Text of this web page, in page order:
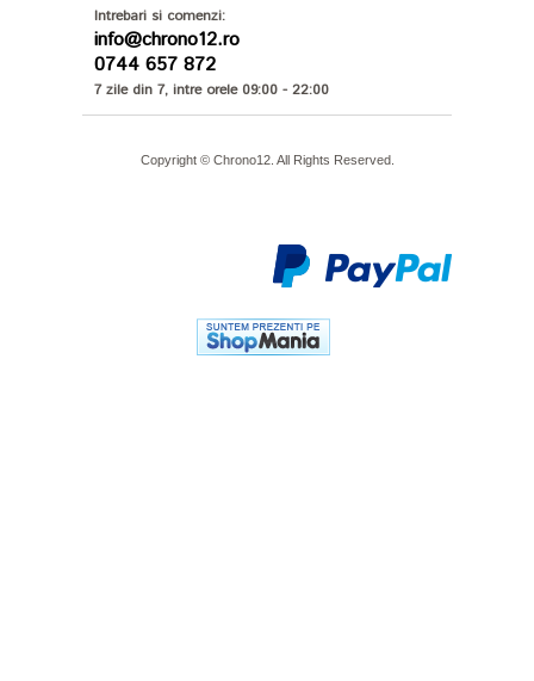
Intrebari si comenzi:
info@chrono12.ro
0744 657 872
7 zile din 7, intre orele 09:00 - 22:00
Copyright © Chrono12. All Rights Reserved.